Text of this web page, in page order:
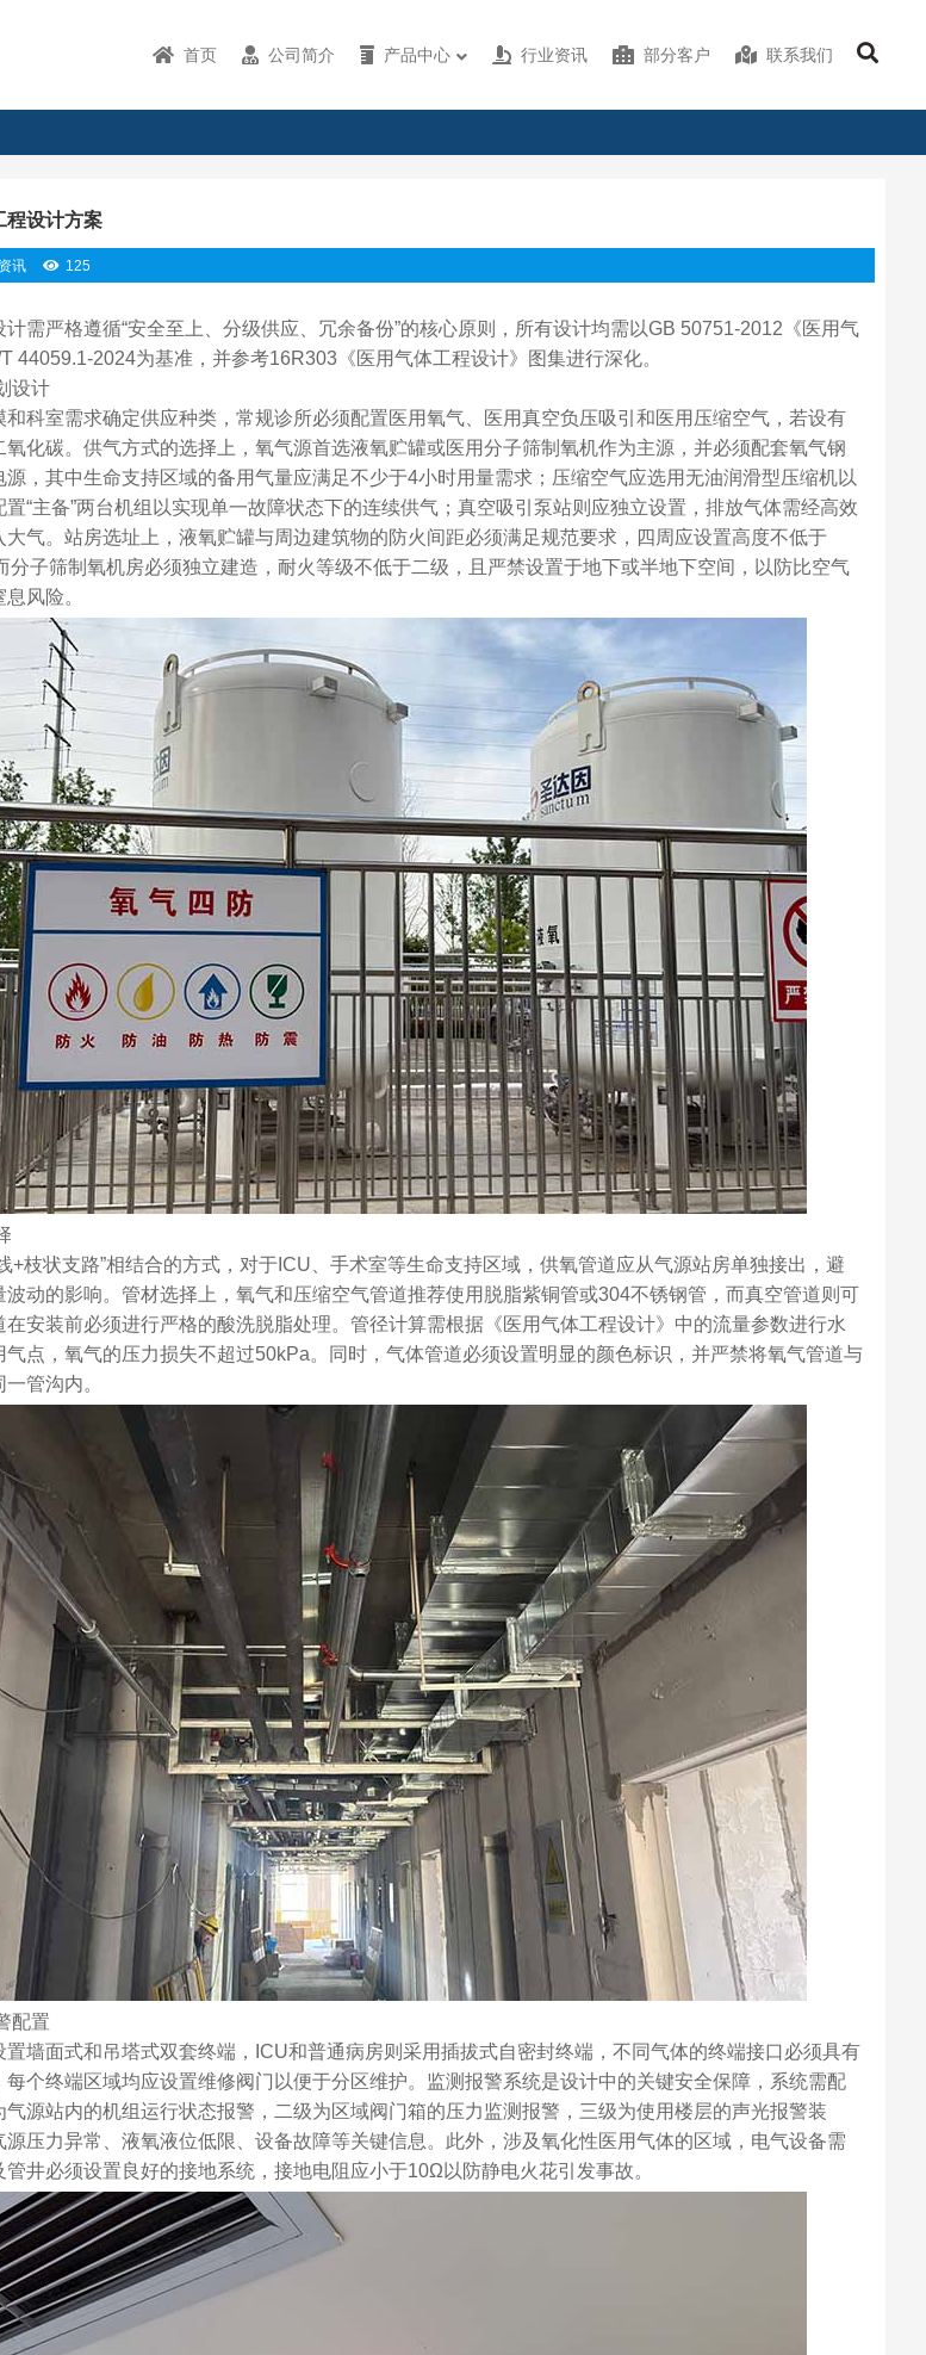
首页 公司简介 产品中心 行业资讯 部分客户 联系我们
程设计方案
讯 125
需严格遵循“安全至上、分级供应、冗余备份”的核心原则，所有设计均需以GB 50751-2012《医用气
44059.1-2024为基准，并参考16R303《医用气体工程设计》图集进行深化。
设计
科室需求确定供应种类，常规诊所必须配置医用氧气、医用真空负压吸引和医用压缩空气，若设有
化碳。供气方式的选择上，氧气源首选液氧贮罐或医用分子筛制氧机作为主源，并必须配套氧气钢
，其中生命支持区域的备用气量应满足不少于4小时用量需求；压缩空气应选用无油润滑型压缩机以
“主备”两台机组以实现单一故障状态下的连续供气；真空吸引泵站则应独立设置，排放气体需经高效
气。站房选址上，液氧贮罐与周边建筑物的防火间距必须满足规范要求，四周应设置高度不低于
分子筛制氧机房必须独立建造，耐火等级不低于二级，且严禁设置于地下或半地下空间，以防比空气
风险。
+枝状支路”相结合的方式，对于ICU、手术室等生命支持区域，供氧管道应从气源站房单独接出，避
波动的影响。管材选择上，氧气和压缩空气管道推荐使用脱脂紫铜管或304不锈钢管，而真空管道则可
安装前必须进行严格的酸洗脱脂处理。管径计算需根据《医用气体工程设计》中的流量参数进行水
气点，氧气的压力损失不超过50kPa。同时，气体管道必须设置明显的颜色标识，并严禁将氧气管道与
管沟内。
配置
墙面式和吊塔式双套终端，ICU和普通病房则采用插拔式自密封终端，不同气体的终端接口必须具有
个终端区域均应设置维修阀门以便于分区维护。监测报警系统是设计中的关键安全保障，系统需配
源站内的机组运行状态报警，二级为区域阀门箱的压力监测报警，三级为使用楼层的声光报警装
压力异常、液氧液位低限、设备故障等关键信息。此外，涉及氧化性医用气体的区域，电气设备需
井必须设置良好的接地系统，接地电阻应小于10Ω以防静电火花引发事故。
程设备安
院医用气体
日
民医院中心
装
日